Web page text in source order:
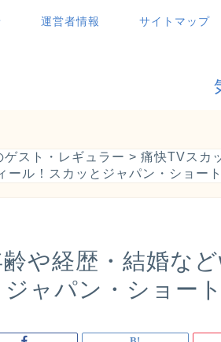
運営者情報 サイトマップ
スト・レギュラー > 痛快TVスカ
ール！スカッとジャパン・ショー
や経歴・結婚な
ャパン・ショー